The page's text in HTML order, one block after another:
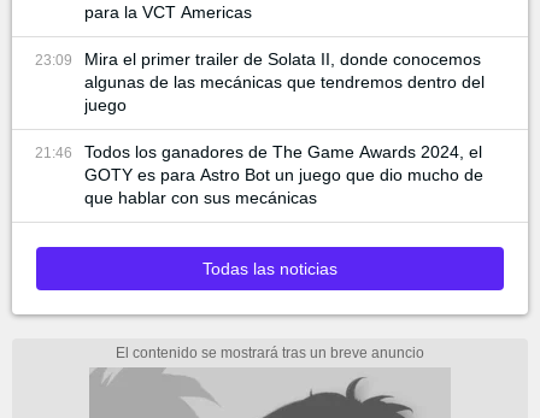
para la VCT Americas
23:09
Mira el primer trailer de Solata II, donde conocemos
algunas de las mecánicas que tendremos dentro del
juego
21:46
Todos los ganadores de The Game Awards 2024, el
GOTY es para Astro Bot un juego que dio mucho de
que hablar con sus mecánicas
Todas las noticias